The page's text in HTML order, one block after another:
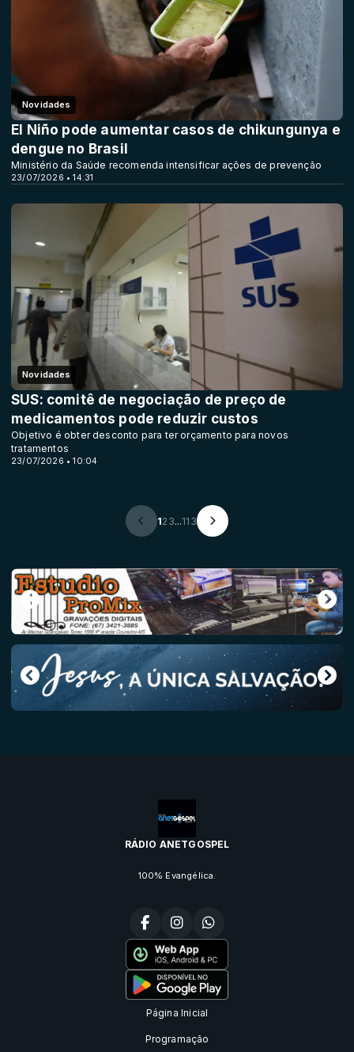
Novidades
23/07/2026 • 14:31
El Niño pode aumentar casos de chikungunya e
dengue no Brasil
Ministério da Saúde recomenda intensificar ações de prevenção
Novidades
23/07/2026 • 10:04
SUS: comitê de negociação de preço de
medicamentos pode reduzir custos
Objetivo é obter desconto para ter orçamento para novos
tratamentos
12 3...113
RÁDIO ANETGOSPEL
100% Evangélica.
Página Inicial
Programação